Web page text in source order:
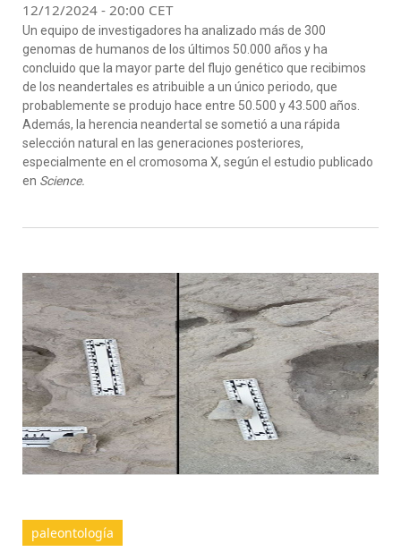
12/12/2024 - 20:00 CET
Un equipo de investigadores ha analizado más de 300
genomas de humanos de los últimos 50.000 años y ha
concluido que la mayor parte del flujo genético que recibimos
de los neandertales es atribuible a un único periodo, que
probablemente se produjo hace entre 50.500 y 43.500 años.
Además, la herencia neandertal se sometió a una rápida
selección natural en las generaciones posteriores,
especialmente en el cromosoma X, según el estudio publicado
en Science.
paleontología